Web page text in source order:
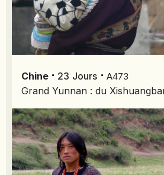
Chine ⋅ 23 Jours ⋅ A473
Grand Yunnan : du